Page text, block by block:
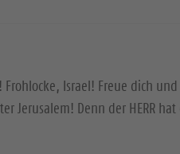
Frohlocke, Israel! Freue dich
Jerusalem! Denn der HERR